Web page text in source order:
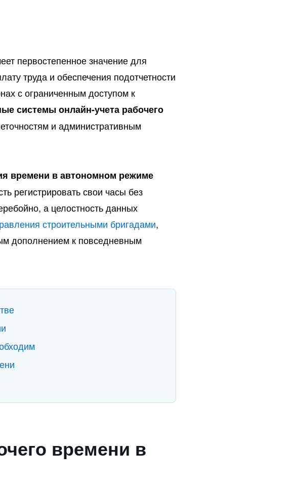
первостепенное значение для
труда и обеспечения подотчетности
с ограниченным доступом к
системы онлайн-учета рабочего
и административным
времени в автономном режиме
регистрировать свои часы без
а целостность данных
строительными бригадами,
дополнением к повседневным
времени в